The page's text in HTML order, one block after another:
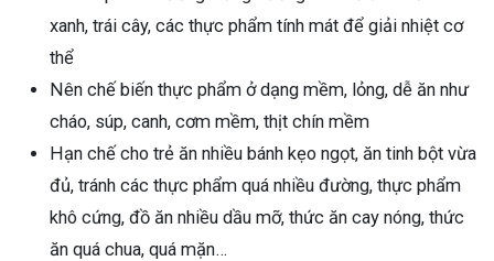
xanh, trái cây, các thực phẩm tính mát để giải nhiệt cơ
thể
Nên chế biến thực phẩm ở dạng mềm, lỏng, dễ ăn như
cháo, súp, canh, cơm mềm, thịt chín mềm
Hạn chế cho trẻ ăn nhiều bánh kẹo ngọt, ăn tinh bột vừa
đủ, tránh các thực phẩm quá nhiều đường, thực phẩm
khô cứng, đồ ăn nhiều dầu mỡ, thức ăn cay nóng, thức
ăn quá chua, quá mặn…